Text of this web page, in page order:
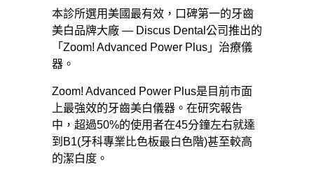
本診所選用美國最有效，口碑第一的牙齒
美白品牌大廠 — Discus Dental公司推出的
「Zoom! Advanced Power Plus」治療儀
器。
Zoom! Advanced Power Plus是目前市面
上最強效的牙齒美白儀器。在研究報告
中，超過50%的使用者在45分鐘左右就達
到B1(牙科專業比色板最白色階)甚至較高
的潔白度。